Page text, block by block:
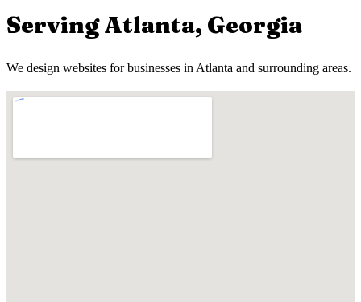
ServingAtlanta, Georgia
We design websites for businesses inAtlanta and surrounding areas.